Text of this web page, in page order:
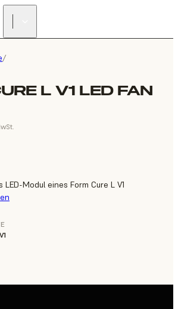
/
L V1 LED FAN
Modul eines Form Cure L V1